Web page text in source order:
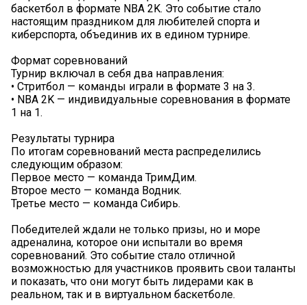
баскетбол в формате NBA 2K. Это событие стало
настоящим праздником для любителей спорта и
киберспорта, объединив их в едином турнире.
Формат соревнований
Турнир включал в себя два направления:
• Стритбол — команды играли в формате 3 на 3.
• NBA 2K — индивидуальные соревнования в формате
1 на 1.
Результаты турнира
По итогам соревнований места распределились
следующим образом:
Первое место — команда ТримДим.
Второе место — команда Водник.
Третье место — команда Сибирь.
Победителей ждали не только призы, но и море
адреналина, которое они испытали во время
соревнований. Это событие стало отличной
возможностью для участников проявить свои таланты
и показать, что они могут быть лидерами как в
реальном, так и в виртуальном баскетболе.